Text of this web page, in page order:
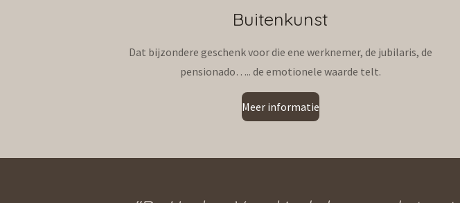
Buitenkunst
Dat bijzondere geschenk voor die ene werknemer, de jubilaris, de
pensionado….. de emotionele waarde telt.
Meer informatie